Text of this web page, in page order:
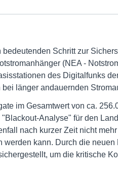
Schritt zur
(NEA -
des Digitalfunks
länger andauernden
im Gesamtwert von ca.
Analyse" für den
nach kurzer Zeit nicht
kann. Durch die
um die kritische